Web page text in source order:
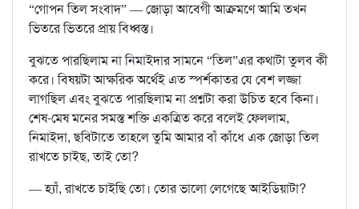
“গোপন তিল সংবাদ” — জোড়া আবেগী আক্রমণে আমি তখন
ভিতরে ভিতরে প্রায় বিধ্বস্ত।
বুঝতে পারছিলাম না নিমাইদার সামনে “তিল”এর কথাটা তুলব কী
করে। বিষয়টা আক্ষরিক অর্থেই এত স্পর্শকাতর যে বেশ লজ্জা
লাগছিল এবং বুঝতে পারছিলাম না প্রশ্নটা করা উচিত হবে কিনা।
শেষ-মেষ মনের সমস্ত শক্তি একত্রিত করে বলেই ফেললাম,
নিমাইদা, ছবিটাতে তাহলে তুমি আমার বাঁ কাঁধে এক জোড়া তিল
রাখতে চাইছ, তাই তো?
— হ্যাঁ, রাখতে চাইছি তো। তোর ভালো লেগেছে আইডিয়াটা?